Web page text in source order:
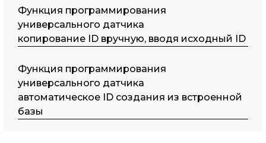
Функция программирования
универсального датчика
копирование ID вручную, вводя исходный ID
Функция программирования
универсального датчика
автоматическое ID создания из встроенной
базы